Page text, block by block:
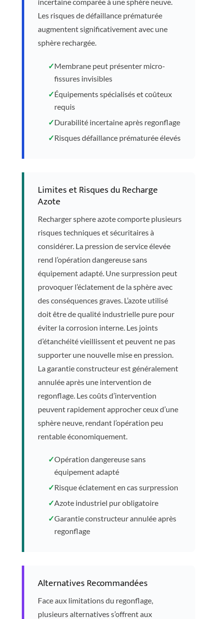
Les risques de défaillance prématurée
augmentent significativement avec une
sphère rechargée.
✓Membrane peut présenter micro-
fissures invisibles
✓Équipements spécialisés et coûteux
requis
✓Durabilité incertaine après regonflage
✓Risques défaillance prématurée élevés
Limites et Risques du Recharge
Azote
Recharger sphere azote comporte plusieurs
risques techniques et sécuritaires à
considérer. La pression de service élevée
rend l’opération dangereuse sans
équipement adapté. Une surpression peut
provoquer l’éclatement de la sphère avec
des conséquences graves. L’azote utilisé
doit être de qualité industrielle pure pour
éviter la corrosion interne. Les joints
d’étanchéité vieillissent et peuvent ne pas
supporter une nouvelle mise en pression.
La garantie constructeur est généralement
annulée après une intervention de
regonflage. Les coûts d’intervention
peuvent rapidement approcher ceux d’une
sphère neuve, rendant l’opération peu
rentable économiquement.
✓Opération dangereuse sans
équipement adapté
✓Risque éclatement en cas surpression
✓Azote industriel pur obligatoire
✓Garantie constructeur annulée après
regonflage
Alternatives Recommandées
Face aux limitations du regonflage,
plusieurs alternatives s’offrent aux